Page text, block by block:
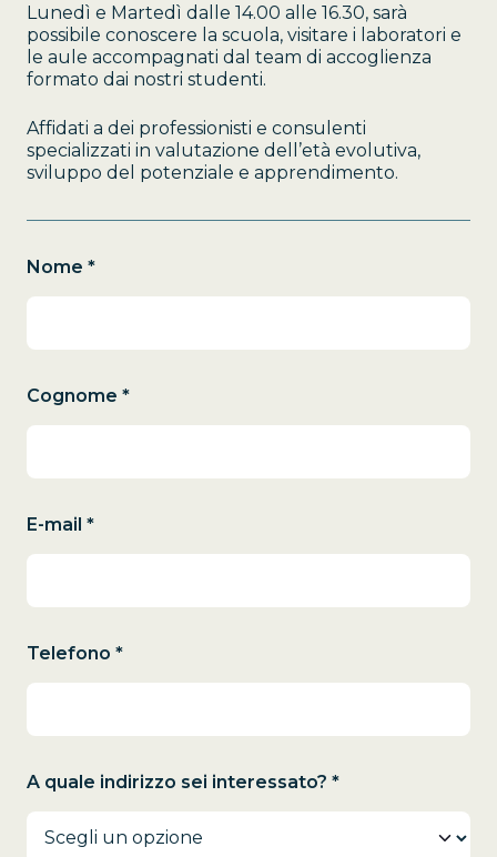
Lunedì e Martedì dalle 14.00 alle 16.30, sarà
possibile conoscere la scuola, visitare i laboratori e
le aule accompagnati dal team di accoglienza
formato dai nostri studenti.
Affidati a dei professionisti e consulenti
specializzati in valutazione dell’età evolutiva,
sviluppo del potenziale e apprendimento.
Nome *
Cognome *
E-mail *
Telefono *
A quale indirizzo sei interessato? *